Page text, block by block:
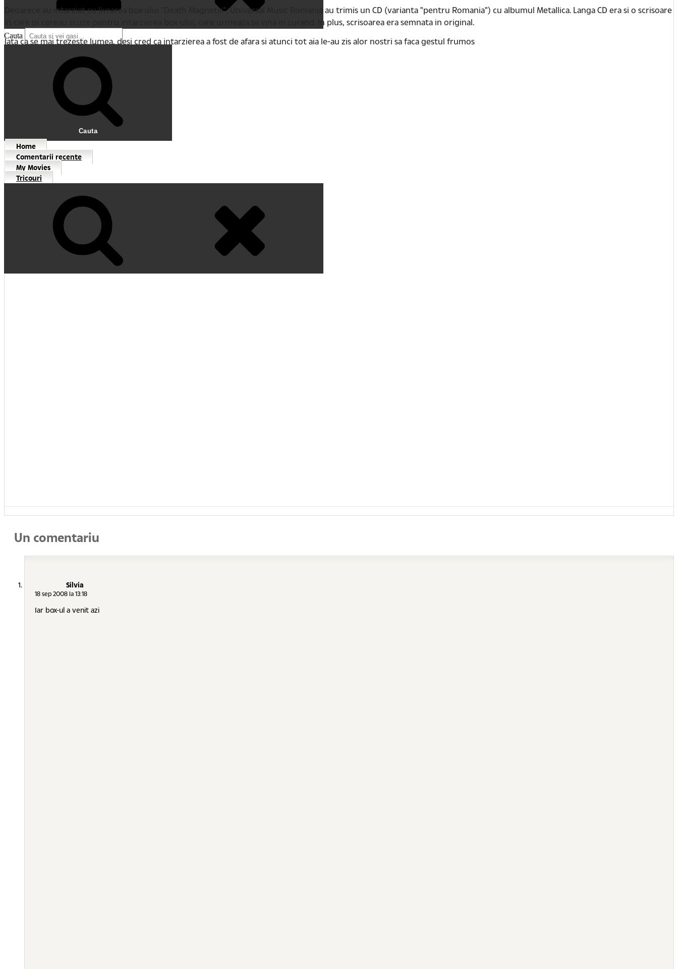
Cauta
Cauta
Home
Comentarii recente
My Movies
Tricouri
Deoarece au intarziat cu livrarea box-ului "Death Magnetic", Universal Music Romania au trimis un CD (varianta "pentru Romania") cu albumul Metallica. Langa CD era si o scrisoare
in care isi cereau scuze pentru intarzierea box-ului, care urmeaza sa vina in curand. In plus, scrisoarea era semnata in original.
Iata ca se mai trezeste lumea, desi cred ca intarzierea a fost de afara si atunci tot aia le-au zis alor nostri sa faca gestul frumos
Un comentariu
Silvia
18 sep 2008 la 13:18
Iar box-ul a venit azi